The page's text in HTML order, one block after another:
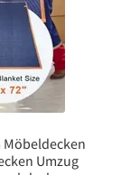
Möbeldecken
Umzug